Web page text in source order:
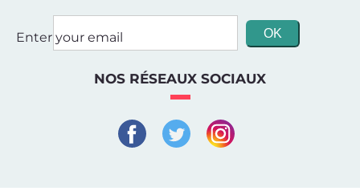
Enter your email
NOS RÉSEAUX SOCIAUX